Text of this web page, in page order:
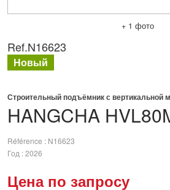
+ 1 фото
HANGCHA
Строительный подъёмник с вертикальной
Référence
N16623
Год 2026
Цена по запросу
Ref.N16623
Новый